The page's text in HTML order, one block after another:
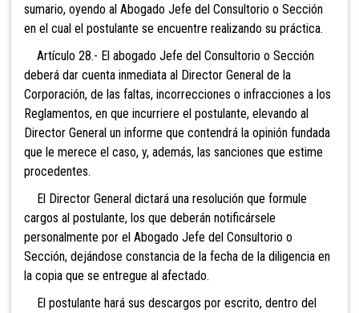
sumario, oyendo al Abogado Jefe del Consultorio o Sección
en el cual el postulante se encuentre realizando su práctica.
Artículo 28.- El abogado Jefe del Consultorio o Sección
deberá dar cuenta inmediata al Director General de la
Corporación, de las faltas, incorrecciones o infracciones a los
Reglamentos, en que incurriere el postulante, elevando al
Director General un informe que contendrá la opinión fundada
que le merece el caso, y, además, las sanciones que estime
procedentes.
El Director General dictará una resolución que formule
cargos al postulante, los que deberán notificársele
personalmente por el Abogado Jefe del Consultorio o
Sección, dejándose constancia de la fecha de la diligencia en
la copia que se entregue al afectado.
El postulante hará sus descargos por escrito, dentro del